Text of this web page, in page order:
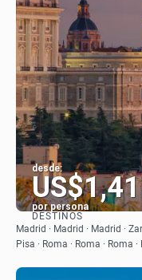
desde:
por persona
DESTINOS
Madrid · Madrid · Madrid ·
Pisa · Roma · Roma · Roma ·